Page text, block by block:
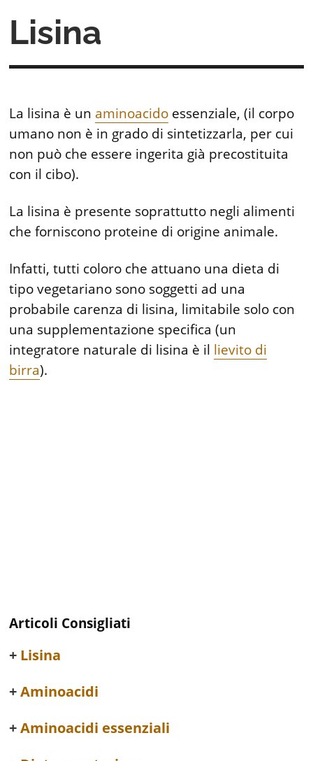
Lisina
La lisina è un aminoacido essenziale, (il corpo
umano non è in grado di sintetizzarla, per cui
non può che essere ingerita già precostituita
con il cibo).
La lisina è presente soprattutto negli alimenti
che forniscono proteine di origine animale.
Infatti, tutti coloro che attuano una dieta di
tipo vegetariano sono soggetti ad una
probabile carenza di lisina, limitabile solo con
una supplementazione specifica (un
integratore naturale di lisina è il lievito di
birra).
Articoli Consigliati
Lisina
Aminoacidi
Aminoacidi essenziali